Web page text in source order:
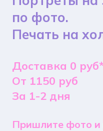
по фото.
Печать на
Доставка 0
От 1150 руб
За 1-2 дня
Пришлите фото и